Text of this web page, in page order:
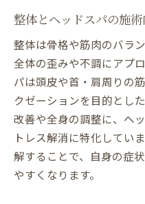
整体とヘッド
北九州で人気の
介
整体rapport利
美容と健康を
の魅力
小倉で整体ヘッ
度
整体とヘッドスパの施
整体は骨格や筋肉のバラ
全体の歪みや不調にアプ
パは頭皮や首・肩周りの
クゼーションを目的とし
改善や全身の調整に、ヘ
トレス解消に特化してい
解することで、自身の症
やすくなります。